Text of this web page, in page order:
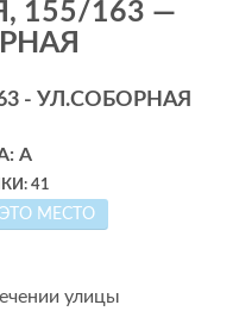
155/163 —
- УЛ.СОБОРНАЯ
А
41
ЗАБРОНИРОВАТЬ ЭТО МЕСТО
улицы